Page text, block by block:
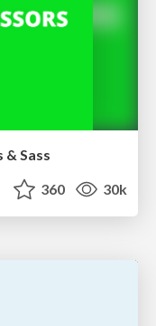
& Sass
360 30k